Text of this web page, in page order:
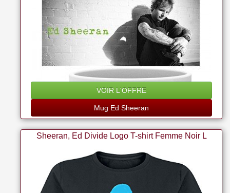
VOIR L'OFFRE
Mug Ed Sheeran
Sheeran, Ed Divide Logo T-shirt Femme Noir L